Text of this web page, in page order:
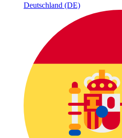
Deutschland (DE)